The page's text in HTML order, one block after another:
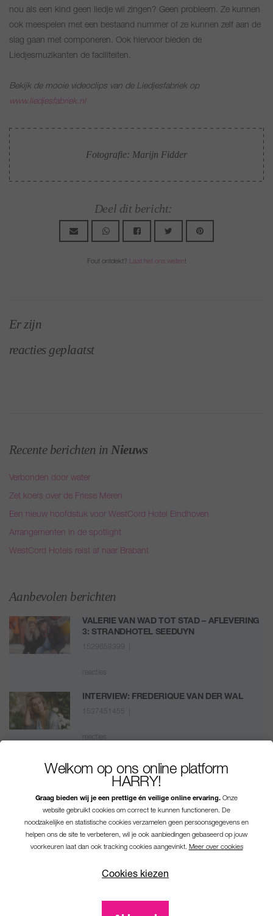
Welkom op ons online platform
HARRY!
Graag bieden wij je een prettige én veilige online ervaring. Onze
website gebruikt cookies om correct te kunnen functioneren. De
noodzakelijke en statistische cookies verzamelen geen persoonsgegevens en
helpen ons de site te verbeteren, wil je ook aanbiedingen gebaseerd op jouw
voorkeuren laat dan ook tracking cookies aangevinkt. Meer over cookies
Cookies kiezen
nou als een kind geen liedje wil zingen? Geen probleem. Ze kunnen
ook meespelen met een bestaand nummer of ze kunnen zelf aan de
slag gaan met componeren. Ook hiervoor bieden de
Liedjesmuzikanten de faciliteiten.
Bekijk de mooie videoclips van de Liedjesfabriek op
www.liedjesfabriek.nl
Fotografie: Marijn Fidder
Deel dit bericht:
Fout ontdekt? Laat het ons weten!
Er zijn
reacties geplaatst
Recente berichten in Nieuws
Verbonden door water
Zet koers over de Friese Meren
Een nieuw hoofdstuk voor WestCord Hotel Eindhoven
Arrangementen in de spotlight
WestCord Hotels reist af naar Brabant
Aanbevolen berichten
VALERIE VAN WAD TOT STAD – AFLEVERING
3: STRANDHOTEL SEEDUYN
1529658399 |
reacties
INTERVIEW: FREDERIQUE VAN DER WAL
1537451455 |
reacties
ÉLEVÉ NÓG LEKKERDER!
1509448540 |
reacties